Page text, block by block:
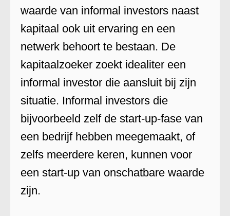
waarde van informal investors naast
kapitaal ook uit ervaring en een
netwerk behoort te bestaan. De
kapitaalzoeker zoekt idealiter een
informal investor die aansluit bij zijn
situatie. Informal investors die
bijvoorbeeld zelf de start-up-fase van
een bedrijf hebben meegemaakt, of
zelfs meerdere keren, kunnen voor
een start-up van onschatbare waarde
zijn.